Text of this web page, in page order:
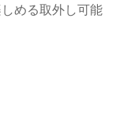
める取外し可能